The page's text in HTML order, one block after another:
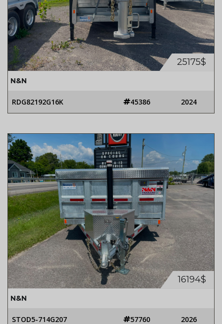
25175$
N&N
RDG82192G16K 45386 2024
16194$
N&N
STOD5-714G207 57760 2026